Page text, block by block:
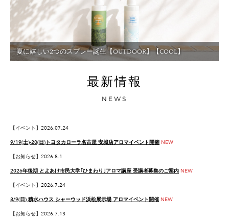
夏に嬉しい2つのスプレー誕生【OUTDOOR】【COOL】
最新情報
NEWS
【イベント】2026.07.24
9/19(土)-20(日)トヨタカローラ名古屋 安城店アロマイベント開催 NEW
【お知らせ】2026.8.1
2026年後期 とよあけ市民大学｢ひまわり ｣アロマ講座 受講者募集のご案内 NEW
【イベント】2026.7.24
8/9(日) 積水ハウス シャーウッド浜松展示場 アロマイベント開催 NEW
【お知らせ】2026.7.13